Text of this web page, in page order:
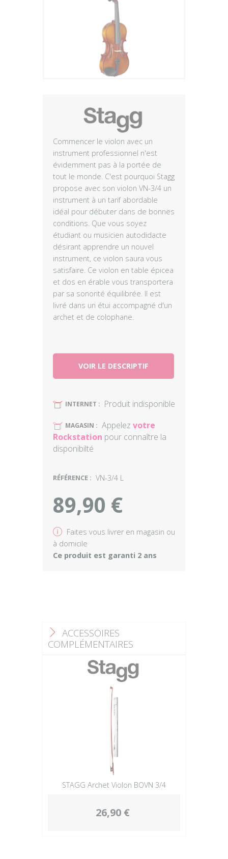
Commencer le violon avec un
instrument professionnel n'est
évidemment pas à la portée de
tout le monde. C'est pourquoi Stagg
propose avec son violon VN-3/4 un
instrument à un tarif abordable
idéal pour débuter dans de bonnes
conditions. Que vous soyez
étudiant ou musicien autodidacte
désirant apprendre un nouvel
instrument, ce violon saura vous
satisfaire. Ce violon en table épicea
et dos en érable vous transportera
par sa sonorité équilibrée. Il est
livré dans un étui accompagné d'un
archet et de colophane.
VOIR LE DESCRIPTIF
U INTERNET : Produit indisponible
U MAGASIN : Appelez votre
Rockstation pour connaître la
disponibilté
RÉFÉRENCE : VN-3/4 L
89,90 €
v Faites vous livrer en magasin ou
à domicile
Ce produit est garanti 2 ans
F ACCESSOIRES
COMPLÉMENTAIRES
STAGG Archet Violon BOVN 3/4
26,90 €